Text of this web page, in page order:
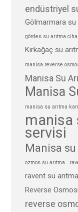
endüstriyel
Gölmarmara su
gördes su arıtma
Kırkağaç su
manisa reverse
Manisa Su
Manisa
manisa su arıtma
manisa
servisi
Manisa
ozmos su arıtma
ravent su
Reverse
reverse